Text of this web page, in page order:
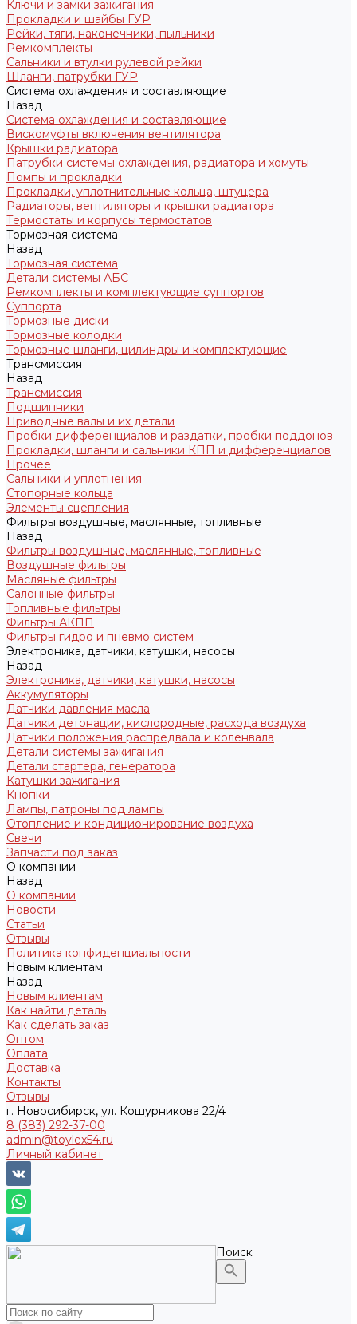
Ключи и замки зажигания
Прокладки и шайбы ГУР
Рейки, тяги, наконечники, пыльники
Ремкомплекты
Сальники и втулки рулевой рейки
Шланги, патрубки ГУР
Система охлаждения и составляющие
Назад
Система охлаждения и составляющие
Вискомуфты включения вентилятора
Крышки радиатора
Патрубки системы охлаждения, радиатора и хомуты
Помпы и прокладки
Прокладки, уплотнительные кольца, штуцера
Радиаторы, вентиляторы и крышки радиатора
Термостаты и корпусы термостатов
Тормозная система
Назад
Тормозная система
Детали системы АБС
Ремкомплекты и комплектующие суппортов
Суппорта
Тормозные диски
Тормозные колодки
Тормозные шланги, цилиндры и комплектующие
Трансмиссия
Назад
Трансмиссия
Подшипники
Приводные валы и их детали
Пробки дифференциалов и раздатки, пробки поддонов
Прокладки, шланги и сальники КПП и дифференциалов
Прочее
Сальники и уплотнения
Стопорные кольца
Элементы сцепления
Фильтры воздушные, маслянные, топливные
Назад
Фильтры воздушные, маслянные, топливные
Воздушные фильтры
Масляные фильтры
Салонные фильтры
Топливные фильтры
Фильтры АКПП
Фильтры гидро и пневмо систем
Электроника, датчики, катушки, насосы
Назад
Электроника, датчики, катушки, насосы
Аккумуляторы
Датчики давления масла
Датчики детонации, кислородные, расхода воздуха
Датчики положения распредвала и коленвала
Детали системы зажигания
Детали стартера, генератора
Катушки зажигания
Кнопки
Лампы, патроны под лампы
Отопление и кондиционирование воздуха
Свечи
Запчасти под заказ
О компании
Назад
О компании
Новости
Статьи
Отзывы
Политика конфиденциальности
Новым клиентам
Назад
Новым клиентам
Как найти деталь
Как сделать заказ
Оптом
Оплата
Доставка
Контакты
Отзывы
г. Новосибирск, ул. Кошурникова 22/4
8 (383) 292-37-00
admin@toylex54.ru
Личный кабинет
Поиск